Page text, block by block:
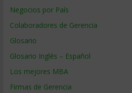
Negocios por País
Colaboradores de Gerencia
Glosario
Glosario Inglés – Español
Los mejores MBA
Firmas de Gerencia